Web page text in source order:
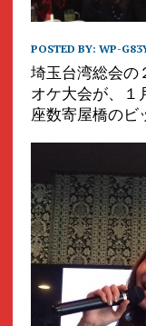
POSTED BY: WP-
埼玉台湾総会の
オケ大会が、１
座数寄屋橋のビ